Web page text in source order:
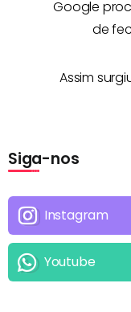
Google
de
Assim
Siga-nos
Instagram
Youtube